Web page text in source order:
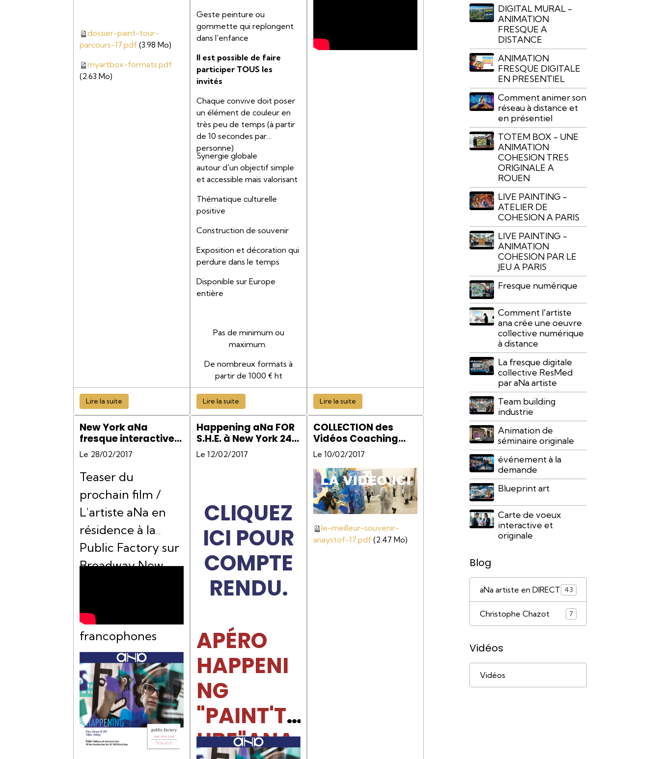
dossier-paint-tour-
parcours-17.pdf (3.98 Mo)
myartbox-formats.pdf
(2.63 Mo)
Lire la suite
Geste peinture ou
gommette qui replongent
dans l'enfance
Il est possible de faire
participer TOUS les
invités
Chaque convive doit poser
un élément de couleur en
très peu de temps (à partir
de 10 secondes par
personne)
Synergie globale
autour d'un objectif simple
et accessible mais valorisant
Thématique culturelle
positive
Construction de souvenir
Exposition et décoration qui
perdure dans le temps
Disponible sur Europe
entière
Pas de minimum ou
maximum.
De nombreux formats à
partir de 1000 € ht
Lire la suite Lire la suite
New York aNa
fresque interactive
team building
Le 28/02/2017
Teaser du
prochain film /
L'artiste aNa en
résidence à la
Public Factory sur
Broadway New
de femmes
francophones
Happening aNa FOR
S.H.E. à New York 24
Février 2017
Le 12/02/2017
CLIQUEZ
ICI POUR
COMPTE
RENDU.
APÉRO
HAPPENI
NG
"PAINT'T
UBE"ANA
COLLECTION des
Vidéos Coaching
Team Building
peinture outils
ressources
management
participatif
intelligence
collective
Le 10/02/2017
le-meilleur-souvenir-
anaystof-17.pdf(2.47 Mo)
DIGITAL MURAL -
ANIMATION
FRESQUE A
DISTANCE
ANIMATION
FRESQUE DIGITALE
EN PRESENTIEL
Comment animer son
réseau à distance et
en présentiel
TOTEM BOX - UNE
ANIMATION
COHESION TRES
ORIGINALE A
ROUEN
LIVE PAINTING -
ATELIER DE
COHESION A PARIS
LIVE PAINTING -
ANIMATION
COHESION PAR LE
JEU A PARIS
Fresque numérique
Comment l'artiste
ana crée une oeuvre
collective numérique
à distance
La fresque digitale
collective ResMed
par aNa artiste
Team building
industrie
Animation de
séminaire originale
événement à la
demande
Blueprint art
Carte de voeux
interactive et
originale
Blog
aNa artiste en DIRECT 43
Christophe Chazot 7
Vidéos
Vidéos